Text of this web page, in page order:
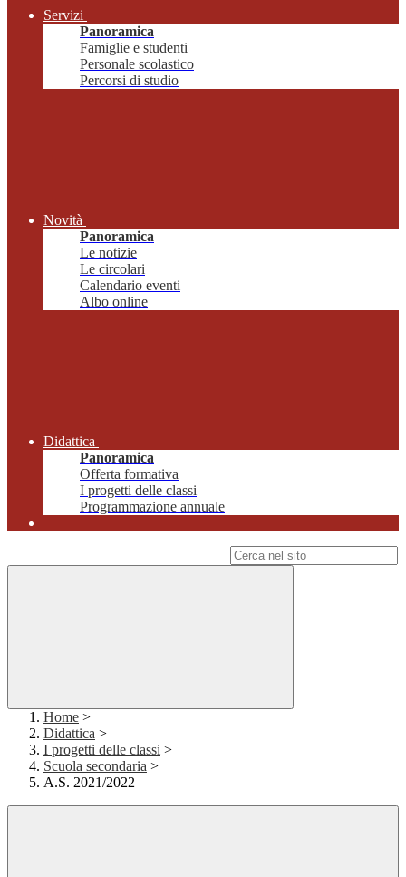
Servizi
Panoramica
Famiglie e studenti
Personale scolastico
Percorsi di studio
Novità
Panoramica
Le notizie
Le circolari
Calendario eventi
Albo online
Didattica
Panoramica
Offerta formativa
I progetti delle classi
Programmazione annuale
Home >
Didattica >
I progetti delle classi >
Scuola secondaria >
A.S. 2021/2022